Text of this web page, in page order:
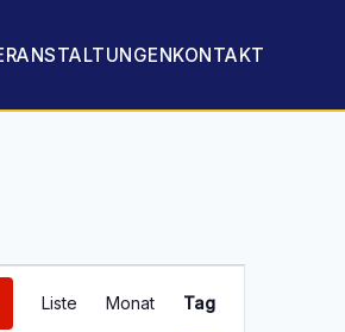
KONTAKT
Ansichten-
Liste Monat Tag